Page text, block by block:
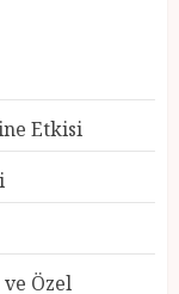
Etkisi
Özel
Yerler